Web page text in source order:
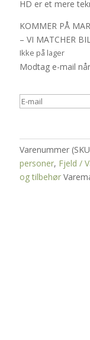
HD er et mere
KOMMER PÅ
– VI MATCHER
Ikke på lager
Modtag e-mail
Varenummer
personer, Fjeld /
og tilbehør